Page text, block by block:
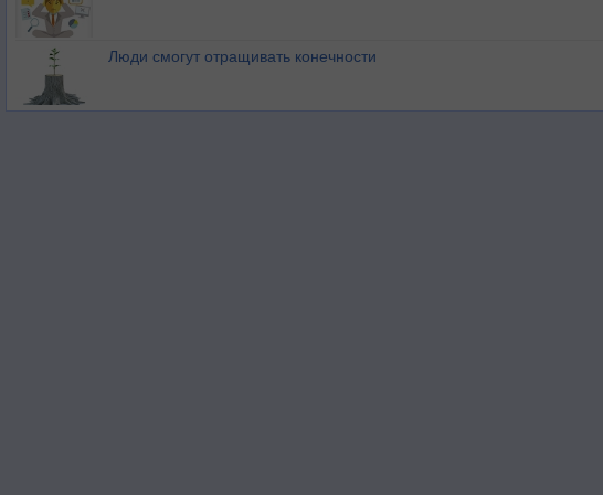
Люди смогут отращивать конечности